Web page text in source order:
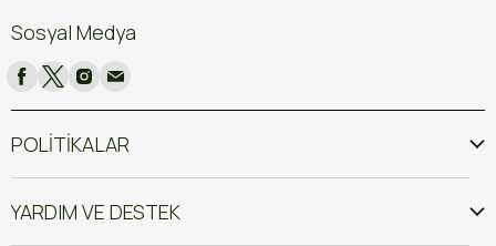
Sosyal Medya
POLİTİKALAR
YARDIM VE DESTEK